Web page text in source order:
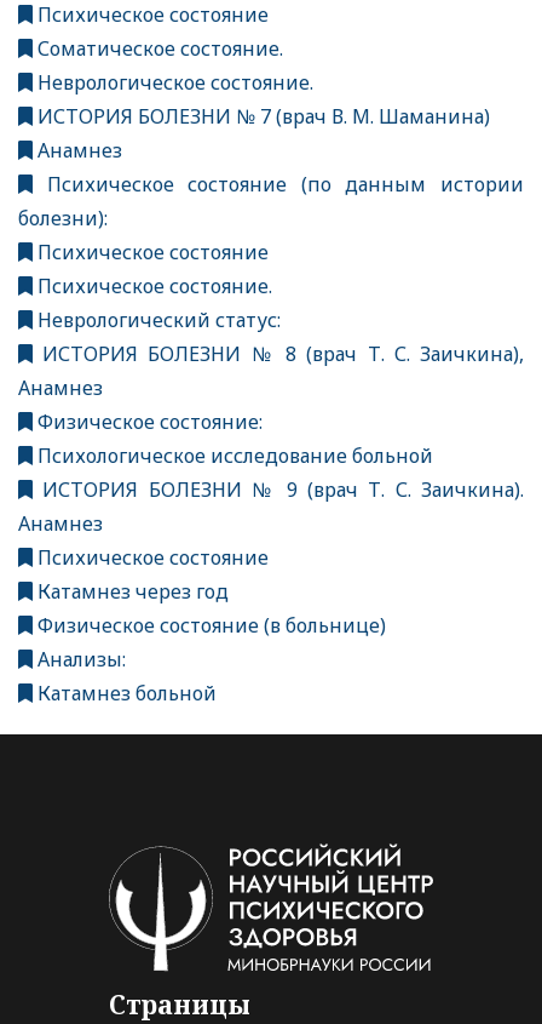
Психическое состояние
Соматическое состояние.
Неврологическое состояние.
ИСТОРИЯ БОЛЕЗНИ № 7 (врач В. М. Шаманина)
Анамнез
Психическое состояние (по данным истории
болезни):
Психическое состояние
Психическое состояние.
Неврологический статус:
ИСТОРИЯ БОЛЕЗНИ № 8 (врач Т. С. Заичкина),
Анамнез
Физическое состояние:
Психологическое исследование больной
ИСТОРИЯ БОЛЕЗНИ № 9 (врач Т. С. Заичкина).
Анамнез
Психическое состояние
Катамнез через год
Физическое состояние (в больнице)
Анализы:
Катамнез больной
Страницы